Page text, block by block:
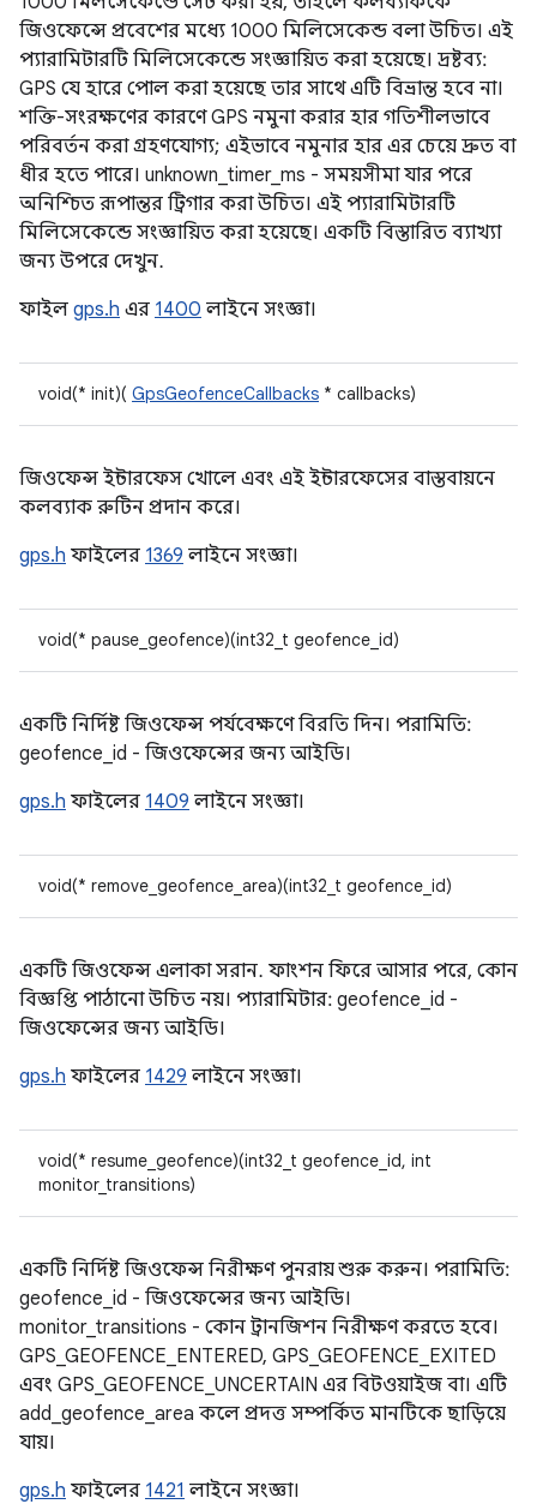
জিওফেন্সে প্রবেশের মধ্যে 1000 মিলিসেকেন্ড বলা উচিত। এই
প্যারামিটারটি মিলিসেকেন্ডে সংজ্ঞায়িত করা হয়েছে। দ্রষ্টব্য:
GPS যে হারে পোল করা হয়েছে তার সাথে এটি বিভ্রান্ত হবে না।
শক্তি-সংরক্ষণের কারণে GPS নমুনা করার হার গতিশীলভাবে
পরিবর্তন করা গ্রহণযোগ্য; এইভাবে নমুনার হার এর চেয়ে দ্রুত বা
ধীর হতে পারে। unknown_timer_ms - সময়সীমা যার পরে
অনিশ্চিত রূপান্তর ট্রিগার করা উচিত। এই প্যারামিটারটি
মিলিসেকেন্ডে সংজ্ঞায়িত করা হয়েছে। একটি বিস্তারিত ব্যাখ্যা
জন্য উপরে দেখুন.
ফাইল gps.h এর 1400 লাইনে সংজ্ঞা।
void(* init)( GpsGeofenceCallbacks * callbacks)
জিওফেন্স ইন্টারফেস খোলে এবং এই ইন্টারফেসের বাস্তবায়নে
কলব্যাক রুটিন প্রদান করে।
gps.h ফাইলের 1369 লাইনে সংজ্ঞা।
void(* pause_geofence)(int32_t geofence_id)
একটি নির্দিষ্ট জিওফেন্স পর্যবেক্ষণে বিরতি দিন। পরামিতি:
geofence_id - জিওফেন্সের জন্য আইডি।
gps.h ফাইলের 1409 লাইনে সংজ্ঞা।
void(* remove_geofence_area)(int32_t geofence_id)
একটি জিওফেন্স এলাকা সরান. ফাংশন ফিরে আসার পরে, কোন
বিজ্ঞপ্তি পাঠানো উচিত নয়। প্যারামিটার: geofence_id -
জিওফেন্সের জন্য আইডি।
gps.h ফাইলের 1429 লাইনে সংজ্ঞা।
void(* resume_geofence)(int32_t geofence_id, int
monitor_transitions)
একটি নির্দিষ্ট জিওফেন্স নিরীক্ষণ পুনরায় শুরু করুন। পরামিতি:
geofence_id - জিওফেন্সের জন্য আইডি।
monitor_transitions - কোন ট্রানজিশন নিরীক্ষণ করতে হবে।
GPS_GEOFENCE_ENTERED, GPS_GEOFENCE_EXITED
এবং GPS_GEOFENCE_UNCERTAIN এর বিটওয়াইজ বা। এটি
add_geofence_area কলে প্রদত্ত সম্পর্কিত মানটিকে ছাড়িয়ে
যায়।
gps.h ফাইলের 1421 লাইনে সংজ্ঞা।